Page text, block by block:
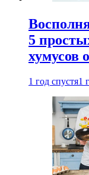
5
хумусов
1 год спустя1